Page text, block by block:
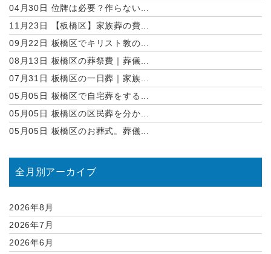
04月30日 位牌は必要？作らない...
11月23日
【板橋区】家族葬の費...
09月22日 板橋区でキリスト教の...
08月13日 板橋区の葬祭費｜葬儀...
07月31日 板橋区の一日葬｜家族...
05月05日 板橋区で自宅葬をする...
05月05日 板橋区の区民葬を分か...
05月05日 板橋区のお葬式。葬儀...
全月別アーカイブ
2026年8月
2026年7月
2026年6月